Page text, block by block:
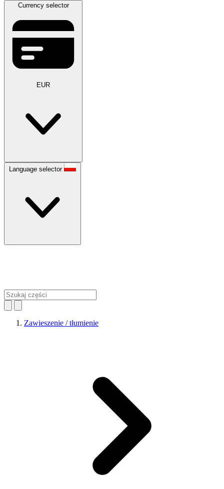
Currency selector
EUR
Language selector
Zawieszenie / tłumienie